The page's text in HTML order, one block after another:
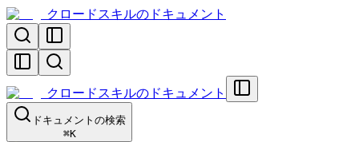
クロードスキルのドキュメント
クロードスキルのドキュメント
ドキュメントの検索
⌘K